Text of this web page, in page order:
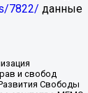
7822/ данные
современного искусства "Типография", Моргенштерн Алишер Тагирович, Соболь Любовь Эдуардовна, Общество с ограниченной ответственностью "ЛИЗА НОРМ", Каспаров Гарри Кимович, Ходорковский Михаил Борисович, Общество с ограниченной ответственностью "Апрельские тезисы", Данилович Ирина Брониславовна, Кашин Олег Владимирович, Петров Николай Владимирович, Пивоваров Алексей Владимирович, Соколов Михаил Владимирович, Цветкова Юлия Владимировна, Чичваркин Евгений Александрович, Комитет против пыток/Команда против пыток, Общество с ограниченной ответственностью "Первый научный", Общество с ограниченной ответственностью "Вертолет и ко", Белоцерковская Вероника Борисовна, Кац Максим Евгеньевич, Лазарева Татьяна Юрьевна, Шаведдинов Руслан Табризович, Яшин Илья Валерьевич, Общество с ограниченной ответственностью "Иноагент ААВ", Алешковский Дмитрий Петрович, Альбац Евгения Марковна, Быков Дмитрий Львович, Галямина Юлия Евгеньевна, Лойко Сергей Леонидович, Мартынов Кирилл Константинович, Медведев Сергей Александрович, Крашенинников Федор Геннадиевич, Гордеева Катерина Вл